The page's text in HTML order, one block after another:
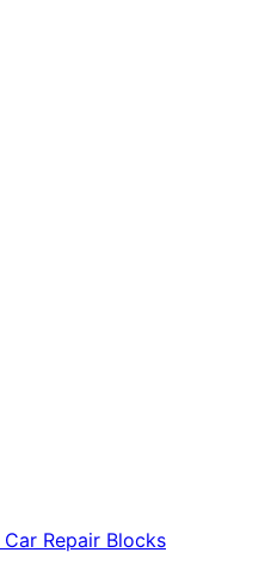
Car Repair Blocks